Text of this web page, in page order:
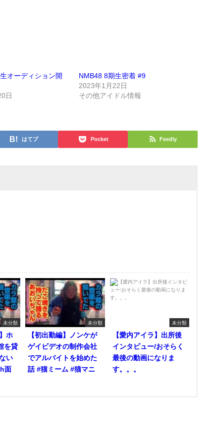
オーディション開
日
NMB48 8期生密着 #9
2023年1月22日
その他アイドル情報
はてブ Pocket Feedly
未分類
ホ
を貸
い
面
未分類
【初出勤編】ノンケが
ゲイビデオの制作会社
でアルバイトを始めた
話 #猫ミーム #猫マニ
未分類
【愛内アイラ】出所後
インタビュー/おそらく
最後の動画になりま
す。。。